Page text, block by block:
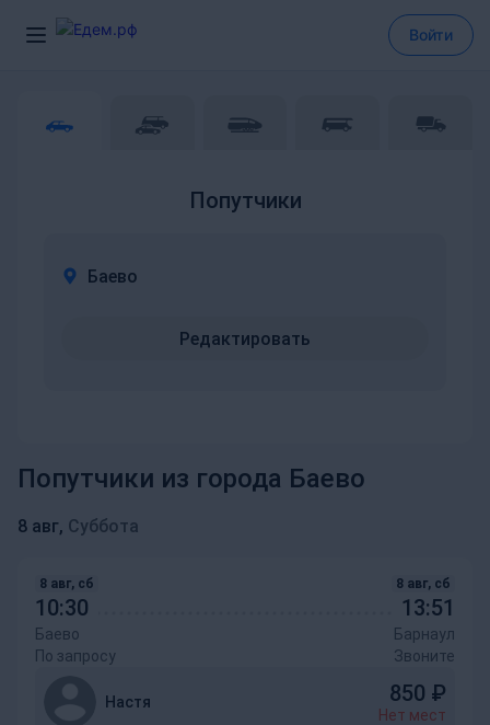
Войти
Попутчики
Баево
Редактировать
Попутчики из города Баево
8 авг, Суббота
10:30
8 авг, сб
Баево
По запросу
13:51
8 авг, сб
Барнаул
Звоните
Настя 850 ₽
Нет мест